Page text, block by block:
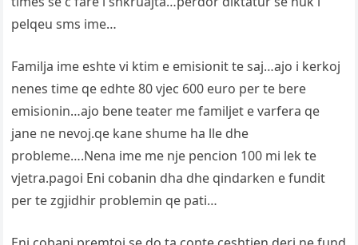
pelqeu sms ime…
Familja ime eshte vi ktim e emisionit te saj…ajo i kerkoj
nenes time qe edhte 80 vjec 600 euro per te bere
emisionin…ajo bene teater me familjet e varfera qe
jane ne nevoj.qe kane shume ha lle dhe
probleme….Nena ime me nje pencion 100 mi lek te
vjetra.pagoi Eni cobanin dha dhe qindarken e fundit
per te zgjidhir problemin qe pati…